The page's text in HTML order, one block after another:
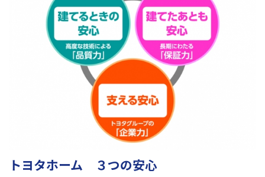
トヨタホーム ３つの安心